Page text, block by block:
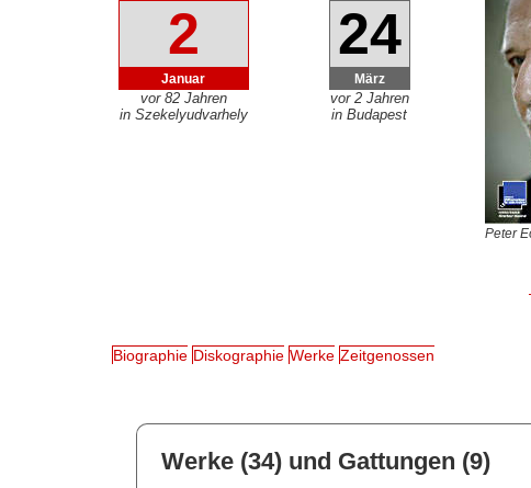
2
Januar
vor 82 Jahren
in Szekelyudvarhely
24
März
vor 2 Jahren
in Budapest
Peter
Biographie Diskographie Werke Zeitgenossen
Werke (34) und Gattungen (9)